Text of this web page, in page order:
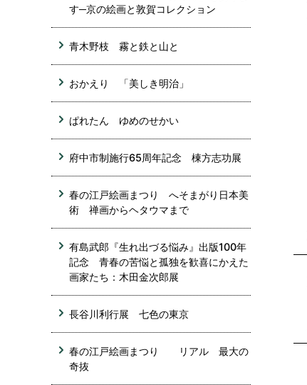
す─京の絵画と敦賀コレクション
青木野枝 霧と鉄と山と
おかえり 「美しき明治」
ぱれたん ゆめのせかい
府中市制施行65周年記念 棟方志功展
春の江戸絵画まつり へそまがり日本美
術 禅画からヘタウマまで
有島武郎『生れ出づる悩み』出版100年
記念 青春の苦悩と孤独を歓喜にかえた
画家たち：木田金次郎展
長谷川利行展 七色の東京
春の江戸絵画まつり リアル 最大の
奇抜